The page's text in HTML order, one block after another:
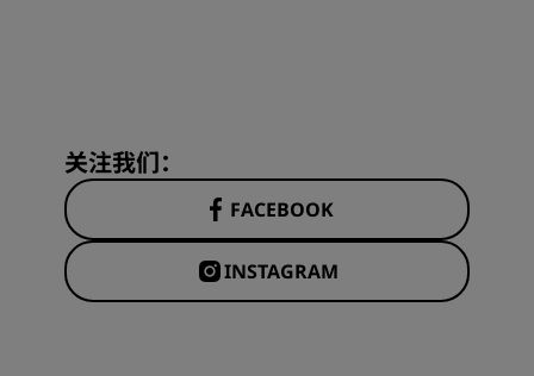
关注我们：
FACEBOOK
INSTAGRAM